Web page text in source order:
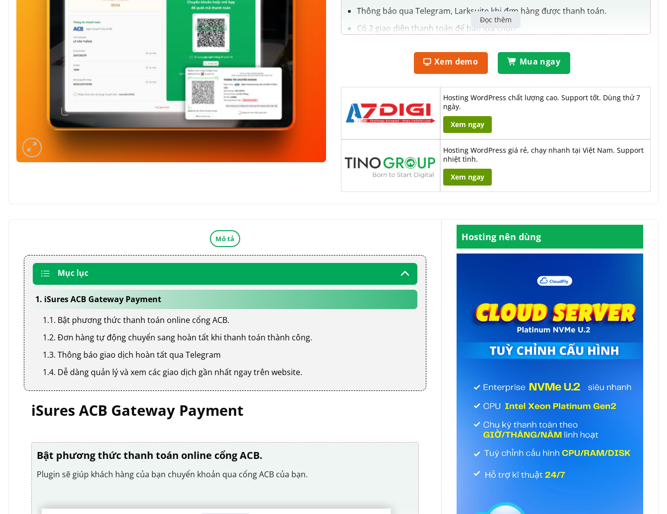
Thông báo qua Telegram, Larksuite khi đơn hàng được thanh toán.
Có 2 giao diện thanh toán để bạn lựa chọn
Dashboard quản lý lịch sử giao dịch, phân trang. tìm kiếm theo nội dung.
Api chịu được tải cao nhiều người cùng Checkout 1 lúc.
Không hỗ trợ tài khoản doanh nghiệp.
Đọc thêm
Xem demo Mua ngay
Hosting WordPress chất lượng cao. Support tốt. Dùng thử 7
ngày.
Xem ngay
Hosting WordPress giá rẻ, chạy nhanh tại Việt Nam. Support
nhiệt tình.
Xem ngay
Mô tả
Mục lục
1. iSures ACB Gateway Payment
1.1. Bật phương thức thanh toán online cổng ACB.
1.2. Đơn hàng tự động chuyển sang hoàn tất khi thanh toán thành công.
1.3. Thông báo giao dịch hoàn tất qua Telegram
1.4. Dễ dàng quản lý và xem các giao dịch gần nhất ngay trên website.
iSures ACB Gateway Payment
Bật phương thức thanh toán online cổng ACB.
Plugin sẽ giúp khách hàng của bạn chuyển khoản qua cổng ACB của bạn.
Hosting nên dùng